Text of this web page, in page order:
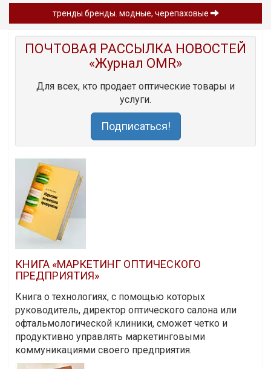
тренды.бренды. модные, черепаховые
ПОЧТОВАЯ РАССЫЛКА НОВОСТЕЙ
«Журнал OMR»
Для всех, кто продает оптические товары и
услуги.
Подписаться!
КНИГА «МАРКЕТИНГ ОПТИЧЕСКОГО
ПРЕДПРИЯТИЯ»
Книга о технологиях, с помощью которых
руководитель, директор оптического салона или
офтальмологической клиники, сможет четко и
продуктивно управлять маркетинговыми
коммуникациями своего предприятия.